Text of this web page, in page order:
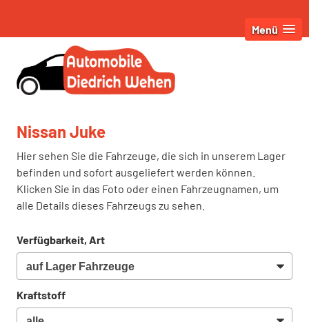
Menü
Nissan Juke
Hier sehen Sie die Fahrzeuge, die sich in unserem Lager
befinden und sofort ausgeliefert werden können.
Klicken Sie in das Foto oder einen Fahrzeugnamen, um
alle Details dieses Fahrzeugs zu sehen.
Verfügbarkeit, Art
Kraftstoff